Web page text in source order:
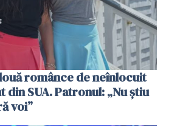
românce de neînlocuit
SUA. Patronul: „Nu știu
voi”